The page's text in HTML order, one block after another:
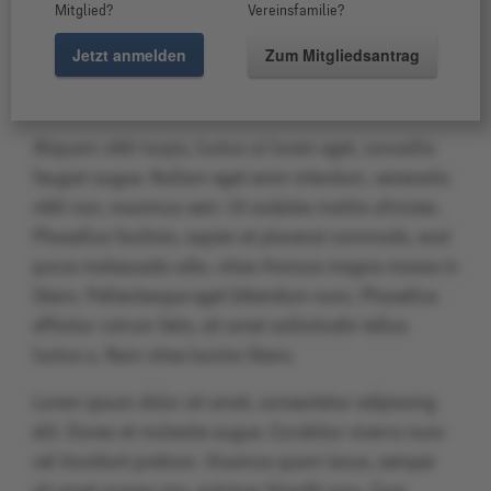
tempor elit, a blandit sapien. Nam a dui erat. Mauris
sagittis interdum vestibulum. Nam efficitur ex eget
vestibulum aliquet. Pellentesque ornare massa in
Mitglied?
Jetzt anmelden
Vereinsfamilie?
Zum Mitgliedsantrag